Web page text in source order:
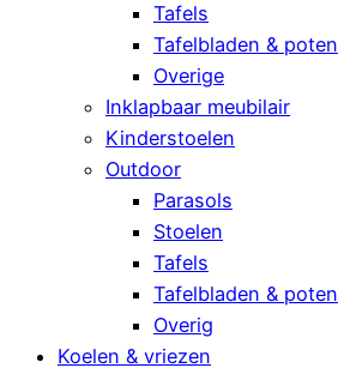
Tafels
Tafelbladen & poten
Overige
Inklapbaar meubilair
Kinderstoelen
Outdoor
Parasols
Stoelen
Tafels
Tafelbladen & poten
Overig
Koelen & vriezen